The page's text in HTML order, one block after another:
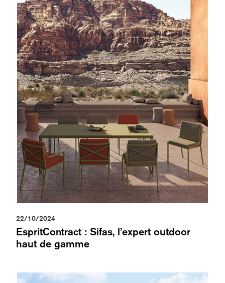
22/10/2024
EspritContract : Sifas, l’expert outdoor
haut de gamme